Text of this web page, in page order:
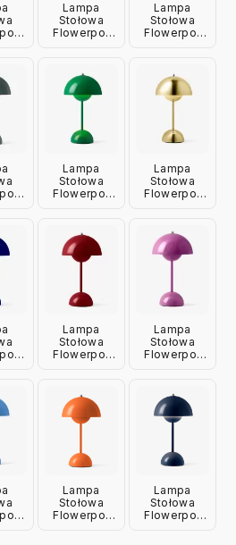
Lampa
Stołowa
Flowerpot
Andtradition
Lampa
Stołowa
Flowerpot
Lampa
Stołowa
Flowerpot
Andtradition
Lampa
Stołowa
Flowerpot
Andtradition
Lampa
Stołowa
Flowerpot
Andtradition
Lampa
Stołowa
Flowerpot
Lampa
Stołowa
Flowerpot
Lampa
Stołowa
Flowerpot